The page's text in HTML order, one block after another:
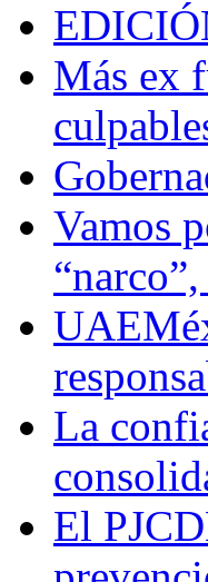
Más ex
Vamos
La
El